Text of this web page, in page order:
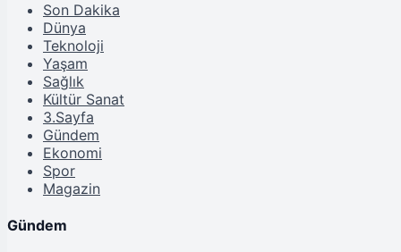
Son Dakika
Dünya
Teknoloji
Yaşam
Sağlık
Kültür Sanat
3.Sayfa
Gündem
Ekonomi
Spor
Magazin
Gündem